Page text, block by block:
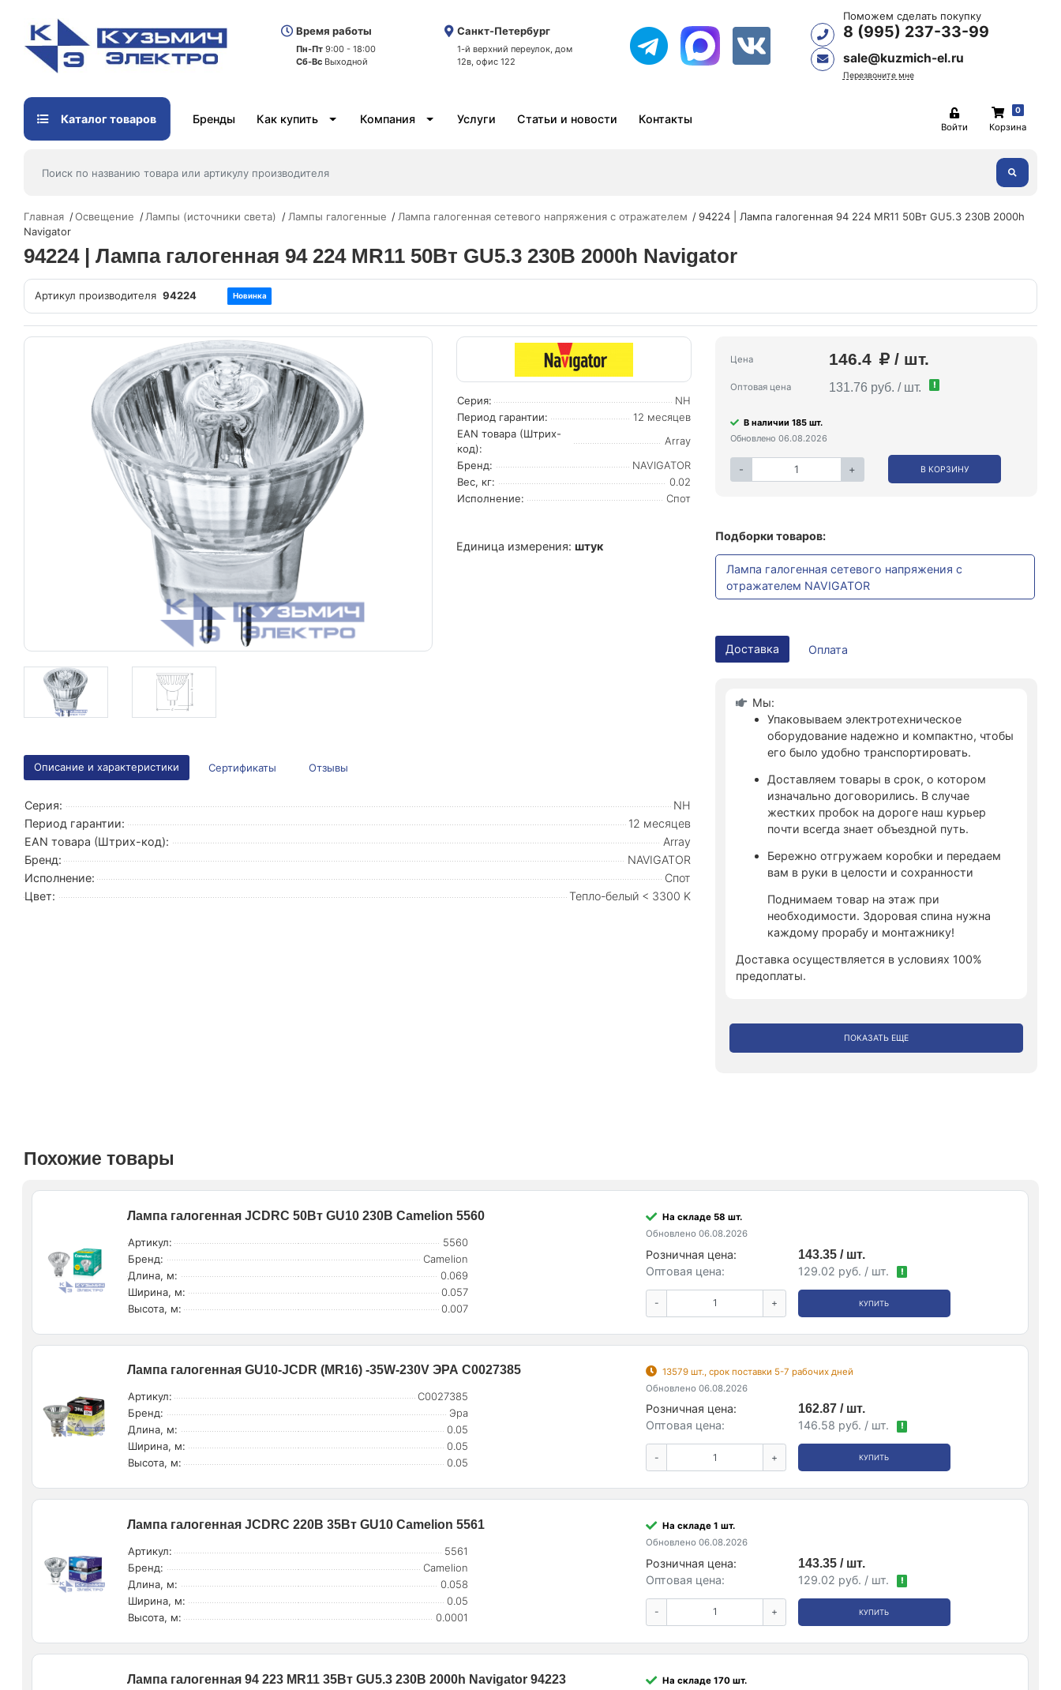
Время работы
Пн-Пт 9:00 - 18:00
Сб-Вс Выходной
Санкт-Петербург
1-й верхний переулок, дом
12в, офис 122
Поможем сделать покупку
8 (995) 237-33-99
sale@kuzmich-el.ru
Перезвоните мне
Каталог товаров Бренды Как купить Компания Услуги Статьи и новости Контакты
Войти
0
Корзина
Главная Освещение Лампы (источники света) Лампы галогенные Лампа галогенная сетевого напряжения с отражателем
94224 | Лампа галогенная 94 224 MR11 50Вт GU5.3 230В 2000h
Navigator
94224 | Лампа галогенная 94 224 MR11 50Вт GU5.3 230В 2000h Navigator
Артикул производителя 94224 Новинка
Серия:
NH
Период гарантии:
12 месяцев
EAN товара (Штрих-
код):
Array
Бренд:
NAVIGATOR
Вес, кг:
0.02
Исполнение:
Спот
Единица измерения: штук
Цена 146.4 / шт.
Оптовая цена 131.76 руб. / шт. !
В наличии 185 шт.
Обновлено 06.08.2026
- + В КОРЗИНУ
Подборки товаров:
Лампа галогенная сетевого напряжения с
отражателем NAVIGATOR
Доставка Оплата
Мы:
Упаковываем электротехническое
оборудование надежно и компактно, чтобы
его было удобно транспортировать.
Доставляем товары в срок, о котором
изначально договорились. В случае
жестких пробок на дороге наш курьер
почти всегда знает объездной путь.
Бережно отгружаем коробки и передаем
вам в руки в целости и сохранности
Поднимаем товар на этаж при
необходимости. Здоровая спина нужна
каждому прорабу и монтажнику!
Доставка осуществляется в условиях 100%
предоплаты.
ПОКАЗАТЬ ЕЩЕ
Описание и характеристики Сертификаты Отзывы
Серия:
NH
Период гарантии:
12 месяцев
EAN товара (Штрих-код):
Array
Бренд:
NAVIGATOR
Исполнение:
Спот
Цвет:
Тепло-белый < 3300 K
Похожие товары
Лампа галогенная JCDRC 50Вт GU10 230В Camelion 5560
Артикул:
5560
Бренд:
Camelion
Длина, м:
0.069
Ширина, м:
0.057
Высота, м:
0.007
На складе 58 шт.
Обновлено 06.08.2026
Розничная цена:
143.35 / шт.
Оптовая цена:
129.02 руб. / шт. !
- + КУПИТЬ
Лампа галогенная GU10-JCDR (MR16) -35W-230V ЭРА C0027385
Артикул:
C0027385
Бренд:
Эра
Длина, м:
0.05
Ширина, м:
0.05
Высота, м:
0.05
13579 шт., срок поставки 5-7 рабочих дней
Обновлено 06.08.2026
Розничная цена:
162.87 / шт.
Оптовая цена:
146.58 руб. / шт. !
- + КУПИТЬ
Лампа галогенная JCDRC 220В 35Вт GU10 Camelion 5561
Артикул:
5561
Бренд:
Camelion
Длина, м:
0.058
Ширина, м:
0.05
Высота, м:
0.0001
На складе 1 шт.
Обновлено 06.08.2026
Розничная цена:
143.35 / шт.
Оптовая цена:
129.02 руб. / шт. !
- + КУПИТЬ
Лампа галогенная 94 223 MR11 35Вт GU5.3 230В 2000h Navigator 94223
На складе 170 шт.